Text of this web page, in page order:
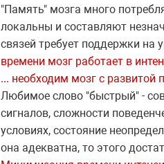
"Память" мозга много
локальны и составляют
связей требует поддержки на
времени мозг работает в
... необходим мозг с
Любимое слово "быстрый" -
сигналов, сложности
условиях, состояние
она адекватна, то этого